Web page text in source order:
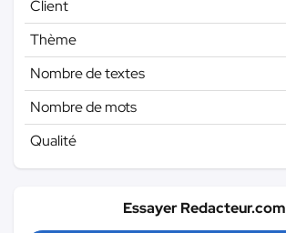
Client
Thème
Nombre de textes
Nombre de mots
Qualité
Essayer Redacteur.com